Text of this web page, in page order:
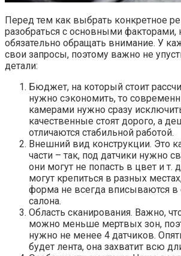
Перед тем как выбрать конкретное
разобраться с основными факторами,
обязательно обращать внимание. У
свои запросы, поэтому важно не
детали:
Бюджет, на который стоит
нужно сэкономить, то
камерами нужно сразу
качественные стоят дорого, а
отличаются стабильной работой.
Внешний вид конструкции. Это
части – так, под датчики нужно
они могут не попасть в цвет и т.
могут крепиться в разных
форма не всегда вписываются
салона.
Область сканирования. Важно,
можно меньше мертвых зон,
нужно не менее 4 датчиков.
будет лента, она захватит всю